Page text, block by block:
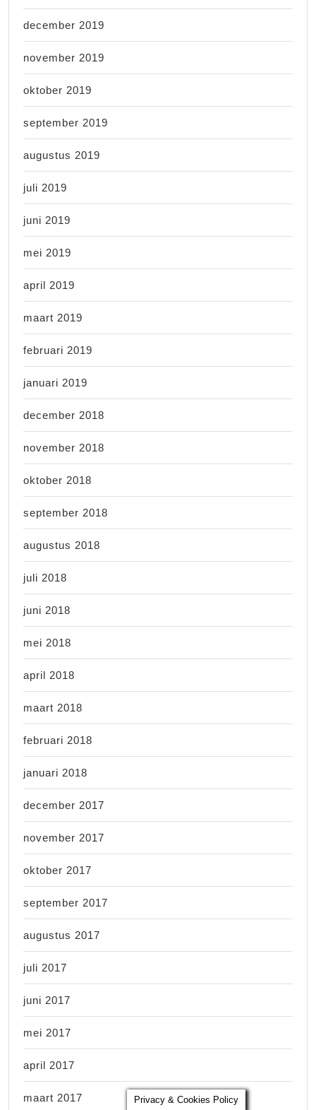
december 2019
november 2019
oktober 2019
september 2019
augustus 2019
juli 2019
juni 2019
mei 2019
april 2019
maart 2019
februari 2019
januari 2019
december 2018
november 2018
oktober 2018
september 2018
augustus 2018
juli 2018
juni 2018
mei 2018
april 2018
maart 2018
februari 2018
januari 2018
december 2017
november 2017
oktober 2017
september 2017
augustus 2017
juli 2017
juni 2017
mei 2017
april 2017
maart 2017 Privacy & Cookies Policy